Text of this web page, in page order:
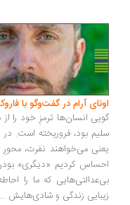
آرام در گفت‌وگو با فاروک
انسان‌ها ترمزِ خود را از دست
بود، فروریخته است. در
می‌خواهند نفرت، محورِ
کردیم «دیگری» بودن چه
که ما را احاطه
زندگی و شادی‌هایش...